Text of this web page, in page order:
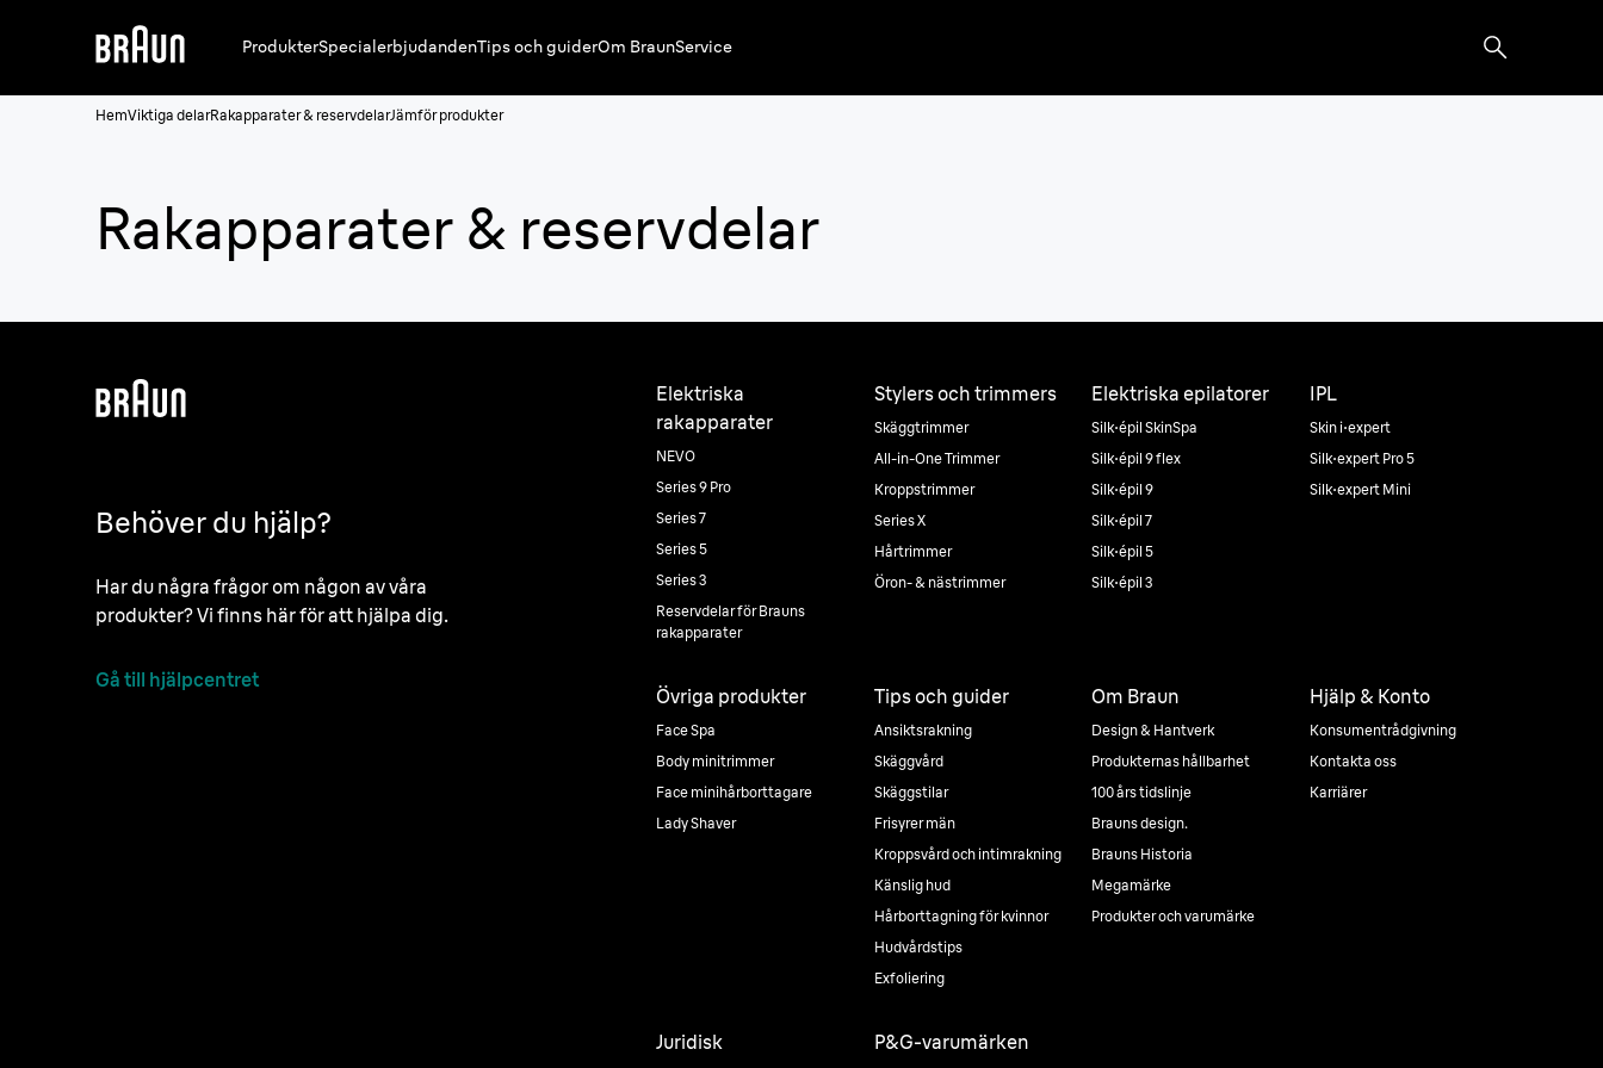
ProdukterSpecialerbjudandenTips och guiderOm BraunService
HemViktiga delarRakapparater & reservdelarJämför produkter
Rakapparater & reservdelar
Behöver du hjälp?
Har du några frågor om någon av våra
produkter? Vi finns här för att hjälpa dig.
Gå till hjälpcentret
Elektriska
rakapparater
NEVO
Series 9 Pro
Series 7
Series 5
Series 3
Reservdelar för Brauns
rakapparater
Stylers och trimmers
Skäggtrimmer
All-in-One Trimmer
Kroppstrimmer
Series X
Hårtrimmer
Öron- & nästrimmer
Elektriska epilatorer
Silk·épil SkinSpa
Silk·épil 9 flex
Silk·épil 9
Silk·épil 7
Silk·épil 5
Silk·épil 3
IPL
Skin i·expert
Silk·expert Pro 5
Silk·expert Mini
Övriga produkter
Face Spa
Body minitrimmer
Face minihårborttagare
Lady Shaver
Tips och guider
Ansiktsrakning
Skäggvård
Skäggstilar
Frisyrer män
Kroppsvård och intimrakning
Känslig hud
Hårborttagning för kvinnor
Hudvårdstips
Exfoliering
Om Braun
Design & Hantverk
Produkternas hållbarhet
100 års tidslinje
Brauns design.
Brauns Historia
Megamärke
Produkter och varumärke
Hjälp & Konto
Konsumentrådgivning
Kontakta oss
Karriärer
Juridisk P&G-varumärken